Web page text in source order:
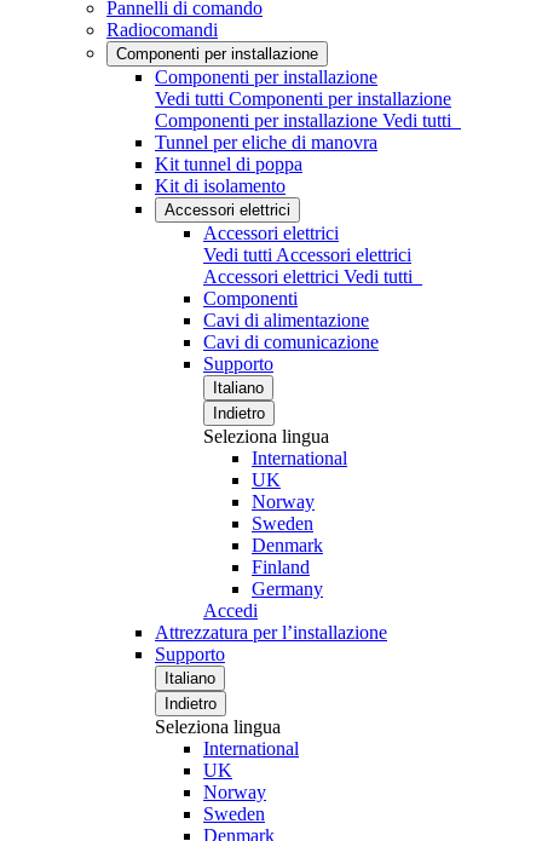
Pannelli di comando
Radiocomandi
Componenti per installazione
Componenti per installazione
Vedi tutti Componenti per installazione
Componenti per installazione Vedi tutti
Tunnel per eliche di manovra
Kit tunnel di poppa
Kit di isolamento
Accessori elettrici
Accessori elettrici
Vedi tutti Accessori elettrici
Accessori elettrici Vedi tutti
Componenti
Cavi di alimentazione
Cavi di comunicazione
Supporto
Italiano
Indietro
Seleziona lingua
International
UK
Norway
Sweden
Denmark
Finland
Germany
Accedi
Attrezzatura per l’installazione
Supporto
Italiano
Indietro
Seleziona lingua
International
UK
Norway
Sweden
Denmark